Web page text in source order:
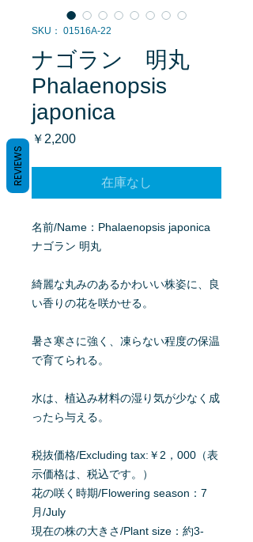
SKU： 01516A-22
ナゴラン 明丸
Phalaenopsis
japonica
￥2,200価
在庫なし
名前/Name：Phalaenopsis japonica
ナゴラン 明丸
綺麗な丸みのあるかわいい株姿に、良
い香りの花を咲かせる。
暑さ寒さに強く、凍らない程度の保温
で育てられる。
水は、植込み材料の湿り気が少なく成
ったら与える。
税抜価格/Excluding tax:￥2，000（表
示価格は、税込です。）
花の咲く時期/Flowering season：7
月/July
現在の株の大きさ/Plant size：約3-
REVIEWS